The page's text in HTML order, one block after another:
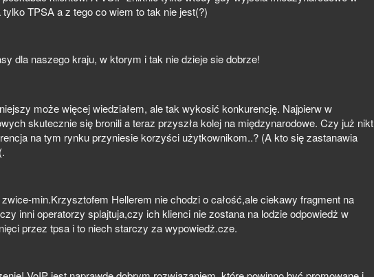
TPSA a z tego co wiem to tak nie jest(?)
dla naszego kraju, w ktorym i tak nie dzieje sie dobrze!
może więcej wiedziałem, ale tak wykosić konkurencję. Najpierw w
skutecznie się bronili a teraz przyszła kolej na międzynarodowe. Czy już nikt
na tym rynku przyniesie korzyści użytkownikom..? (A kto się zastanawia
min.Krzysztofem Hellerem nie chodzi o całość,ale ciekawy fragment na
inni operatorzy splajtuja,czy ich klienci nie zostana na lodzie odpowiedż w
przez tpsa i to niech starczy za wypowiedż.cze.